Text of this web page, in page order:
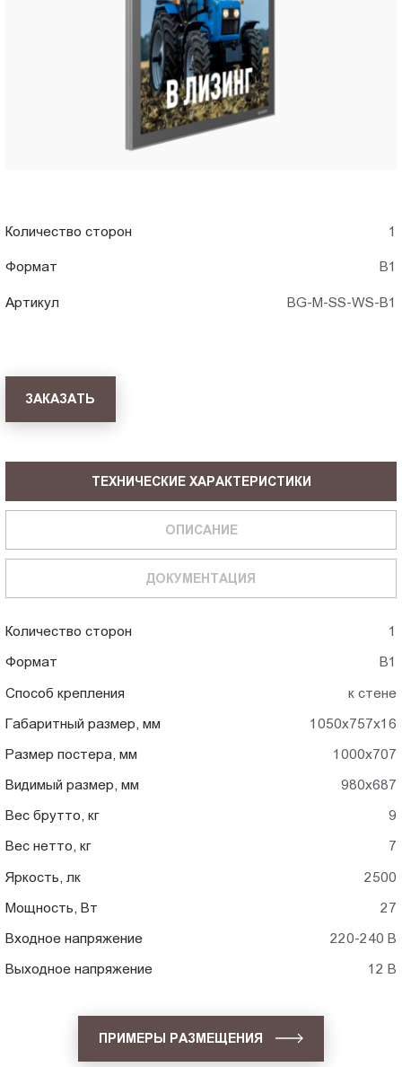
Ставрополе
Количество сторон 1
Формат В1
Артикул BG-M-SS-WS-B1
ЗАКАЗАТЬ
ТЕХНИЧЕСКИЕ ХАРАКТЕРИСТИКИ
ОПИСАНИЕ
ДОКУМЕНТАЦИЯ
Количество сторон 1
Формат В1
Способ крепления к стене
Габаритный размер, мм 1050x757x16
Размер постера, мм 1000x707
Видимый размер, мм 980x687
Вес брутто, кг 9
Вес нетто, кг 7
Яркость, лк 2500
Мощность, Вт 27
Входное напряжение 220-240 В
Выходное напряжение 12 В
ПРИМЕРЫ РАЗМЕЩЕНИЯ